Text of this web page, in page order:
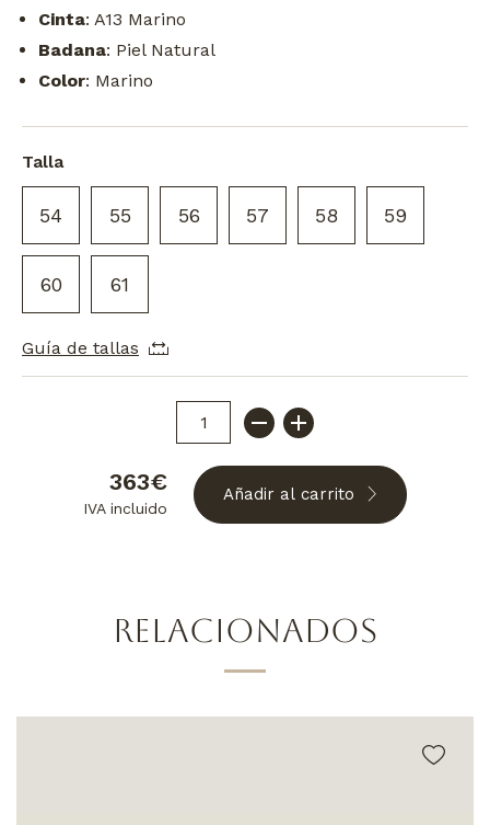
Cinta: A13 Marino
Badana: Piel Natural
Color: Marino
Talla
54 55 56 57 58 59
60 61
Guía de tallas
363€
IVA incluido
Añadir al carrito
RELACIONADOS